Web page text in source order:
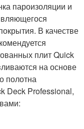
пароизоляции и
В качестве
плит Quick
на основе
полотна
Deck Professional,